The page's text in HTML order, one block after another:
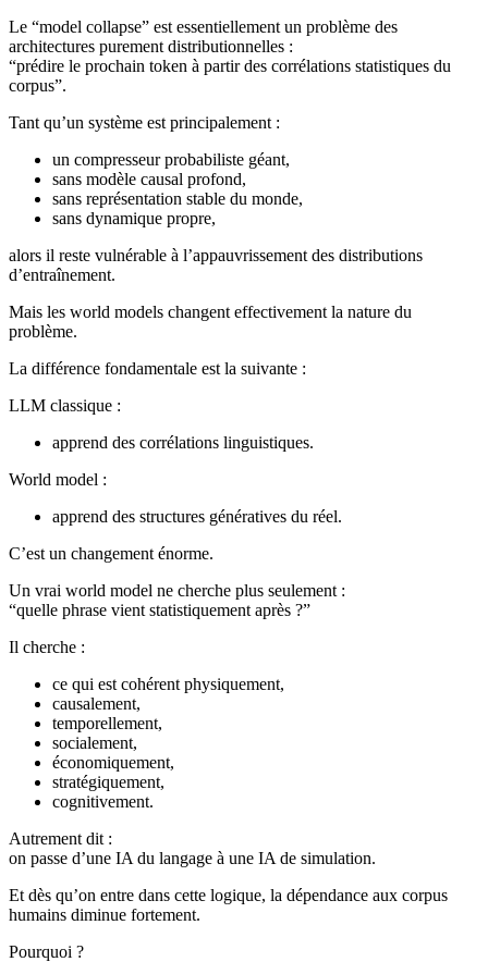
Le “model collapse” est essentiellement un problème des
architectures purement distributionnelles :
“prédire le prochain token à partir des corrélations statistiques du
corpus”.
Tant qu’un système est principalement :
un compresseur probabiliste géant,
sans modèle causal profond,
sans représentation stable du monde,
sans dynamique propre,
alors il reste vulnérable à l’appauvrissement des distributions
d’entraînement.
Mais les world models changent effectivement la nature du
problème.
La différence fondamentale est la suivante :
LLM classique :
apprend des corrélations linguistiques.
World model :
apprend des structures génératives du réel.
C’est un changement énorme.
Un vrai world model ne cherche plus seulement :
“quelle phrase vient statistiquement après ?”
Il cherche :
ce qui est cohérent physiquement,
causalement,
temporellement,
socialement,
économiquement,
stratégiquement,
cognitivement.
Autrement dit :
on passe d’une IA du langage à une IA de simulation.
Et dès qu’on entre dans cette logique, la dépendance aux corpus
humains diminue fortement.
Pourquoi ?